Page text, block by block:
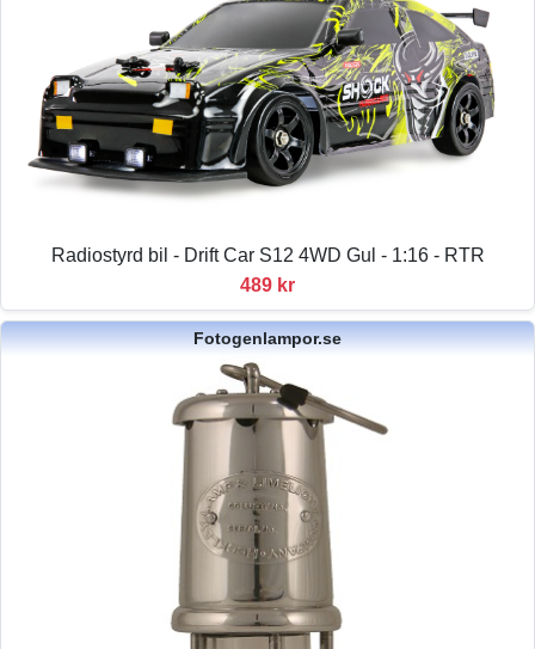
Radiostyrd bil - Drift Car S12 4WD Gul - 1:16 - RTR
489 kr
Fotogenlampor.se